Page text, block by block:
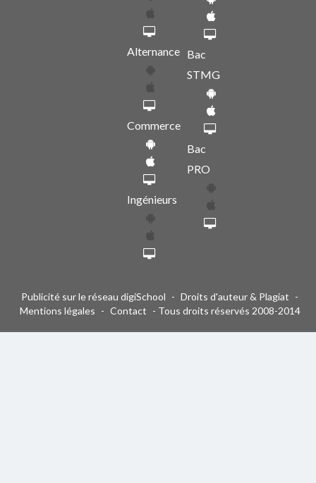
Alternance
Commerce
Ingénieurs
Bac
STMG
Bac
PRO
Publicité sur le réseau digiSchool - Droits d'auteur & Plagiat -
Mentions légales - Contact - Tous droits réservés 2008-2014